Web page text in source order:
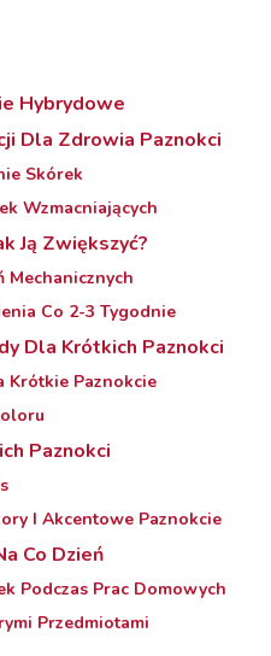
Hybrydowe
Dla Zdrowia Paznokci
Skórek
Wzmacniających
Ją Zwiększyć?
Mechanicznych
Co 2-3 Tygodnie
Dla Krótkich Paznokci
Krótkie Paznokcie
Paznokci
I Akcentowe Paznokcie
Co Dzień
Podczas Prac Domowych
Przedmiotami